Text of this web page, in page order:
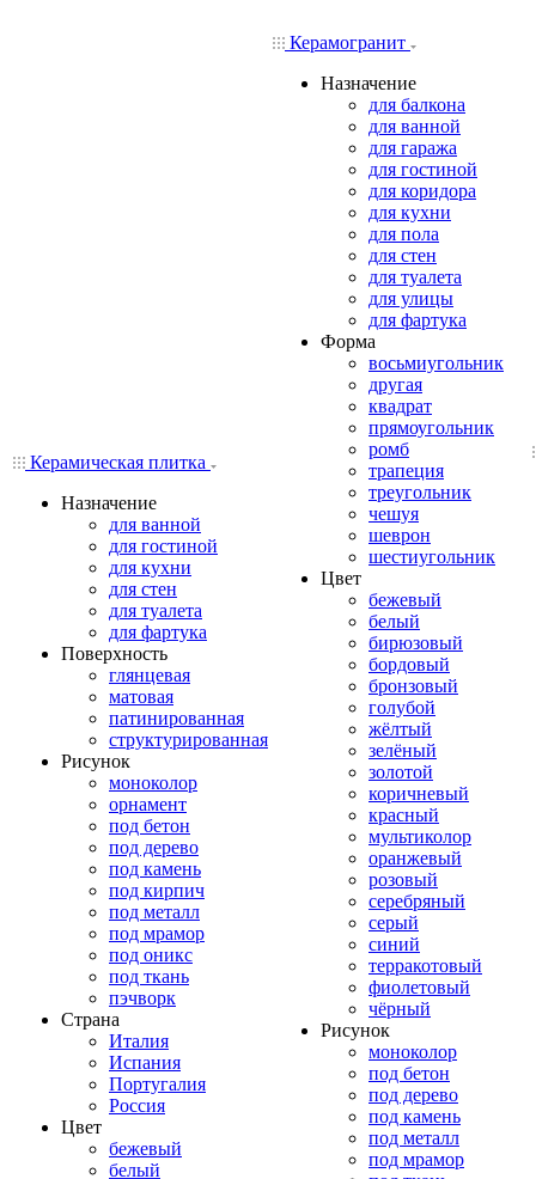
Керамическая плитка
Назначение
для ванной
для гостиной
для кухни
для стен
для туалета
для фартука
Поверхность
глянцевая
матовая
патинированная
структурированная
Рисунок
моноколор
орнамент
под бетон
под дерево
под камень
под кирпич
под металл
под мрамор
под оникс
под ткань
пэчворк
Страна
Италия
Испания
Португалия
Россия
Цвет
бежевый
белый
Керамогранит
Назначение
для балкона
для ванной
для гаража
для гостиной
для коридора
для кухни
для пола
для стен
для туалета
для улицы
для фартука
Форма
восьмиугольник
другая
квадрат
прямоугольник
ромб
трапеция
треугольник
чешуя
шеврон
шестиугольник
Цвет
бежевый
белый
бирюзовый
бордовый
бронзовый
голубой
жёлтый
зелёный
золотой
коричневый
красный
мультиколор
оранжевый
розовый
серебряный
серый
синий
терракотовый
фиолетовый
чёрный
Рисунок
моноколор
под бетон
под дерево
под камень
под металл
под мрамор